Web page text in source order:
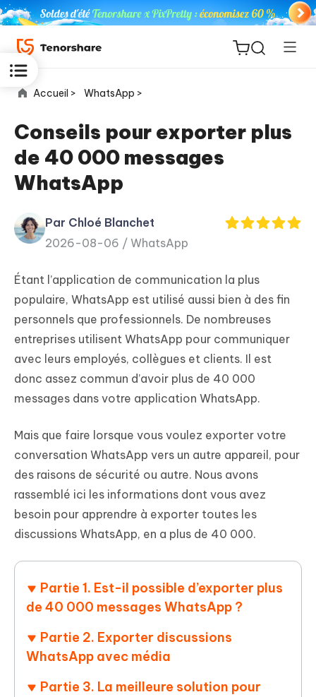
for iOS
PDNob
PDF
New
iAnyGo
Accueil > WhatsApp >
Conseils pour exporter plus
de 40 000 messages
WhatsApp
Par Chloé Blanchet
2026-08-06 / WhatsApp
Étant l’application de communication la plus
populaire, WhatsApp est utilisé aussi bien à des fin
personnels que professionnels. De nombreuses
entreprises utilisent WhatsApp pour communiquer
avec leurs employés, collègues et clients. Il est
donc assez commun d’avoir plus de 40 000
messages dans votre application WhatsApp.
Mais que faire lorsque vous voulez exporter votre
conversation WhatsApp vers un autre appareil, pour
des raisons de sécurité ou autre. Nous avons
rassemblé ici les informations dont vous avez
besoin pour apprendre à exporter toutes les
discussions WhatsApp, en a plus de 40 000.
Partie 1. Est-il possible d’exporter plus
de 40 000 messages WhatsApp ?
Partie 2. Exporter discussions
WhatsApp avec média
Partie 3. La meilleure solution pour